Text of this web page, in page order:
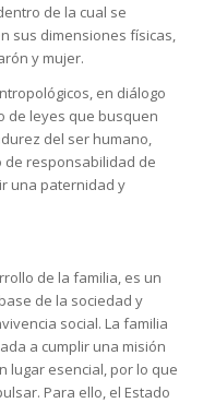
de la cual se
sus dimensiones físicas,
y mujer.
en diálogo
de leyes que busquen
del ser humano,
responsabilidad de
una paternidad y
de la familia, es un
de la sociedad y
social. La familia
a cumplir una misión
lugar esencial, por lo que
Para ello, el Estado